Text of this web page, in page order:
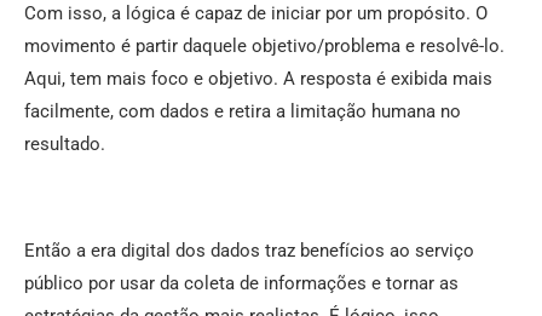
Com isso, a lógica é capaz de iniciar por um propósito. O
movimento é partir daquele objetivo/problema e resolvê-lo.
Aqui, tem mais foco e objetivo. A resposta é exibida mais
facilmente, com dados e retira a limitação humana no
resultado.
Então a era digital dos dados traz benefícios ao serviço
público por usar da coleta de informações e tornar as